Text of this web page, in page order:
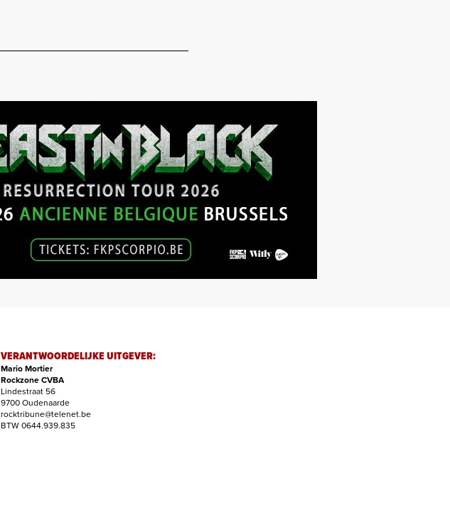
VERANTWOORDELIJKE UITGEVER:
Mario Mortier
Rockzone CVBA
Lindestraat 56
9700 Oudenaarde
rocktribune@telenet.be
BTW 0644.939.835